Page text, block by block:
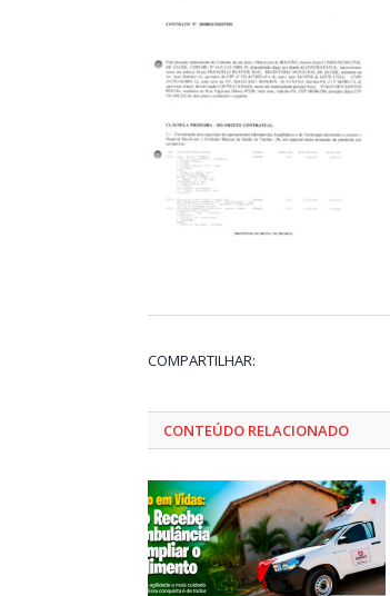
COMPARTILHAR:
CONTEÚDO RELACIONADO